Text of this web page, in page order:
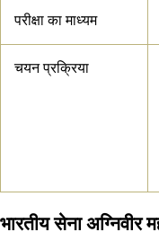
परीक्षा का माध्यम
चयन प्रक्रिया
भारतीय सेना अग्निवीर